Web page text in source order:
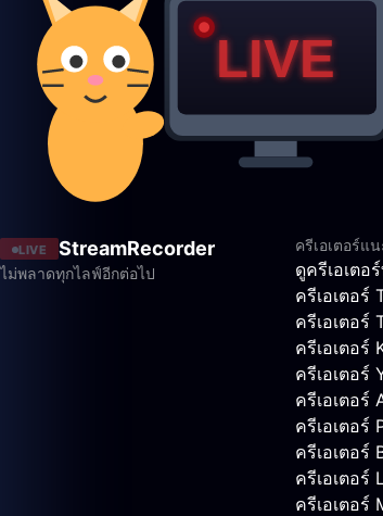
LIVE StreamRecorder
ไม่พลาดทุกไลฟ์อีกต่อไป
ครีเอเตอร์แ
ดูครีเอเตอ
ครีเอเตอร์
ครีเอเตอร์
ครีเอเตอร์
ครีเอเตอร์
ครีเอเตอร์
ครีเอเตอร์
ครีเอเตอร์
ครีเอเตอร์
ครีเอเตอร์